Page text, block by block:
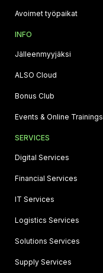
Avoimet työpaikat
INFO
Jälleenmyyjäksi
ALSO Cloud
Bonus Club
Events & Online Trainings
SERVICES
Digital Services
Financial Services
IT Services
Logistics Services
Solutions Services
Supply Services